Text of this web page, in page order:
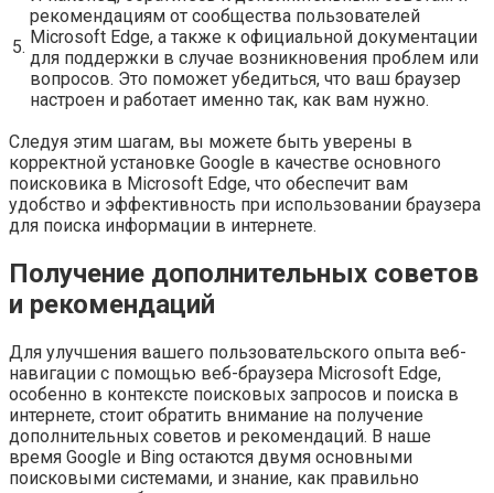
5.
рекомендациям от сообщества пользователей
Microsoft Edge, а также к официальной документации
для поддержки в случае возникновения проблем или
вопросов. Это поможет убедиться, что ваш браузер
настроен и работает именно так, как вам нужно.
Следуя этим шагам, вы можете быть уверены в
корректной установке Google в качестве основного
поисковика в Microsoft Edge, что обеспечит вам
удобство и эффективность при использовании браузера
для поиска информации в интернете.
Получение дополнительных советов
и рекомендаций
Для улучшения вашего пользовательского опыта веб-
навигации с помощью веб-браузера Microsoft Edge,
особенно в контексте поисковых запросов и поиска в
интернете, стоит обратить внимание на получение
дополнительных советов и рекомендаций. В наше
время Google и Bing остаются двумя основными
поисковыми системами, и знание, как правильно